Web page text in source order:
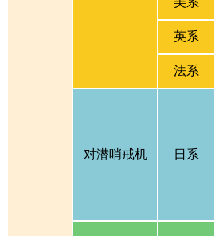
英系
法系
对潜哨戒机 日系